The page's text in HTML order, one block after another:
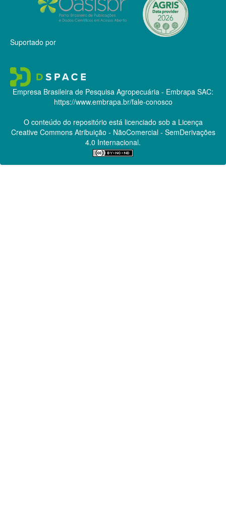
Suportado por
Empresa Brasileira de Pesquisa Agropecuária - Embrapa SAC:
https://www.embrapa.br/fale-conosco
O conteúdo do repositório está licenciado sob a Licença
Creative CommonsAtribuição - NãoComercial - SemDerivações
4.0 Internacional.